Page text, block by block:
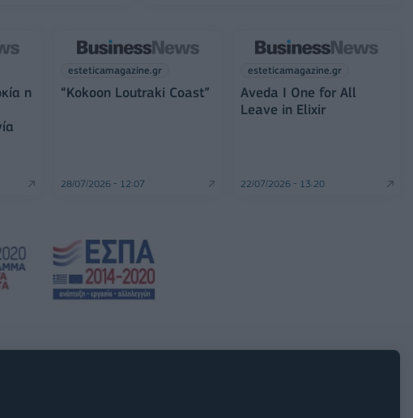
η
esteticamagazine.gr
“Kokoon Loutraki Coast”
28/07/2026 - 12:07
esteticamagazine.gr
Aveda I One for All
Leave in Elixir
22/07/2026 - 13:20